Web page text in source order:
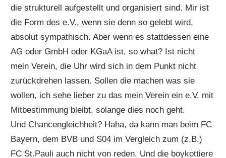
die strukturell aufgestellt und organisiert sind. Mir ist
die Form des e.V., wenn sie denn so gelebt wird,
absolut sympathisch. Aber wenn es stattdessen eine
AG oder GmbH oder KGaA ist, so what? Ist nicht
mein Verein, die Uhr wird sich in dem Punkt nicht
zurückdrehen lassen. Sollen die machen was sie
wollen, ich sehe lieber zu das mein Verein ein e.V. mit
Mitbestimmung bleibt, solange dies noch geht.
Und Chancengleichheit? Haha, da kann man beim FC
Bayern, dem BVB und S04 im Vergleich zum (z.B.)
FC St.Pauli auch nicht von reden. Und die boykottiere